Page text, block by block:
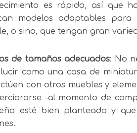
es rápido, así que
modelos adaptables
o sino, que tengan gran
de tamaños adecuados: No
como una casa de
con otros muebles y
-al momento de
esté bien planteado y